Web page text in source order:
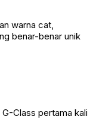
warna cat,
benar-benar unik
Class pertama kali